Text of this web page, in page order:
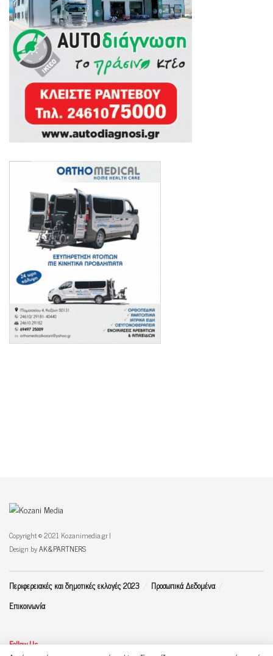
Copyright © 2021 Kozanimedia.gr |
Design byAK&PARTNERS
Περιφερειακές και δημοτικές εκλογές 2023
Προσωπικά Δεδομένα
Επικοινωνία
Follow Us